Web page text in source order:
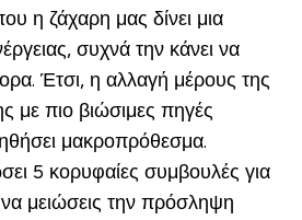
η ζάχαρη μας δίνει μια
συχνά την κάνει να
Έτσι, η αλλαγή μέρους της
με πιο βιώσιμες πηγές
μακροπρόθεσμα.
5 κορυφαίες συμβουλές για
μειώσεις την πρόσληψη